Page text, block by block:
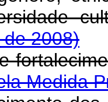
de 2008)
Medida